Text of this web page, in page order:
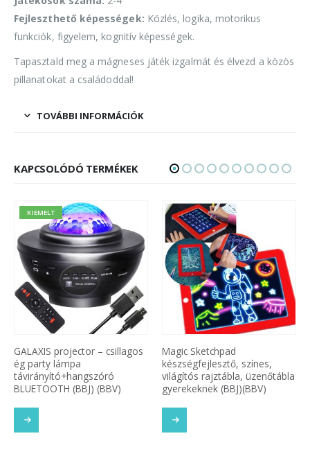
Fejleszthető képességek: Közlés, logika, motorikus
funkciók, figyelem, kognitív képességek.
Tapasztald meg a mágneses játék izgalmát és élvezd a közös
pillanatokat a családoddal!
TOVÁBBI INFORMÁCIÓK
KAPCSOLÓDÓ TERMÉKEK
Magic Sketchpad
készségfejlesztő, színes,
világítós rajztábla, üzenőtábla
gyerekeknek (BBJ)(BBV)
Távirányítós Transformers
Bugatti robot autó (BBJ)